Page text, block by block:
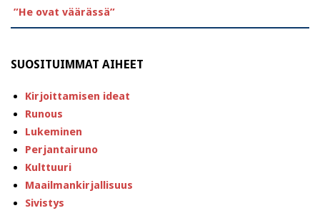
”He ovat väärässä”
SUOSITUIMMAT AIHEET
Kirjoittamisen ideat
Runous
Lukeminen
Perjantairuno
Kulttuuri
Maailmankirjallisuus
Sivistys